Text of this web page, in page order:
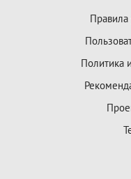
Правила
Политика